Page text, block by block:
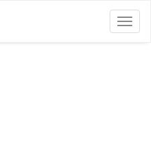
Menu